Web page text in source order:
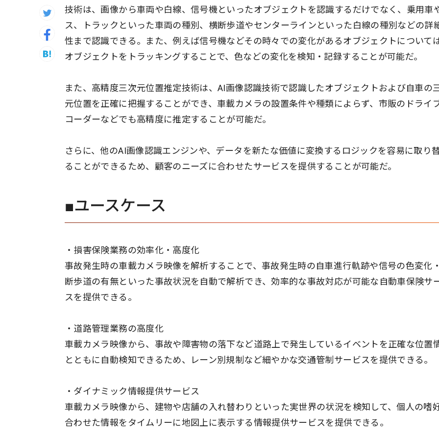
技術は、画像から車両や白線、信号機といったオブジェクトを認識するだけでなく、乗用車
ス、トラックといった車両の種別、横断歩道やセンターラインといった白線の種別などの詳
性まで認識できる。また、例えば信号機などその時々での変化があるオブジェクトについては
オブジェクトをトラッキングすることで、色などの変化を検知・記録することが可能だ。
また、高精度三次元位置推定技術は、AI画像認識技術で認識したオブジェクトおよび自車の
元位置を正確に把握することができ、車載カメラの設置条件や種類によらず、市販のドライ
コーダーなどでも高精度に推定することが可能だ。
さらに、他のAI画像認識エンジンや、データを新たな価値に変換するロジックを容易に取り
ることができるため、顧客のニーズに合わせたサービスを提供することが可能だ。
■ユースケース
・損害保険業務の効率化・高度化
事故発生時の車載カメラ映像を解析することで、事故発生時の自車進行軌跡や信号の色変化
断歩道の有無といった事故状況を自動で解析でき、効率的な事故対応が可能な自動車保険サ
スを提供できる。
・道路管理業務の高度化
車載カメラ映像から、事故や障害物の落下など道路上で発生しているイベントを正確な位置
とともに自動検知できるため、レーン別規制など細やかな交通管制サービスを提供できる。
・ダイナミック情報提供サービス
車載カメラ映像から、建物や店舗の入れ替わりといった実世界の状況を検知して、個人の嗜
合わせた情報をタイムリーに地図上に表示する情報提供サービスを提供できる。